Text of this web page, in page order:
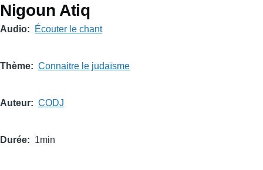
Nigoun Atiq
Audio Écouter le chant
Thème Connaitre le judaïsme
Auteur CODJ
Durée 1min